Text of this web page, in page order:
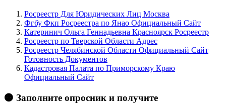
Росреестр Для Юридических Лиц Москва
Фгбу Фкп Росреестра по Янао Официальный Сайт
Катеринич Ольга Геннадьевна Красноярск Росреестр
Росреестр по Тверской Области Адрес
Росреестр Челябинской Области Официальный Сайт
Готовность Документов
Кадастровая Палата по Приморскому Краю
Официальный Сайт
🟠 Заполните опросник и получите